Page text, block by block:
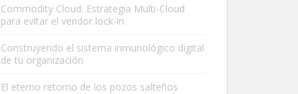
Commodity Cloud: Estrategia Multi-Cloud
para evitar el vendor lock-in
Construyendo el sistema inmunológico digital
de tu organización
El eterno retorno de los pozos salteños